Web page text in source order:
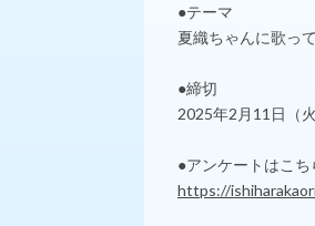
●テーマ
夏織ちゃんに歌っ
●締切
2025年2月11日（
●アンケートはこち
https://